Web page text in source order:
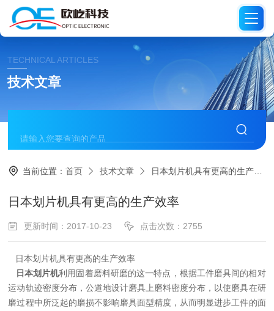
TECHNICAL ARTICLES
技术文章
当前位置：首页 技术文章 日本划片机具有更高的生产效率
日本划片机具有更高的生产效率
更新时间：2017-10-23 点击次数：2755
日本划片机具有更高的生产效率
日本划片机利用固着磨料研磨的这一特点，根据工件磨具间的相对
运动轨迹密度分布，公道地设计磨具上磨料密度分布，以使磨具在研
磨过程中所泛起的磨损不影响磨具面型精度，从而明显进步工件的面